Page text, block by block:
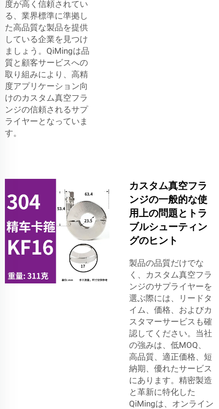
度が高く信頼されてい
る、業界標準に準拠し
た高品質な製品を提供
している企業を見つけ
ましょう。QiMingは品
質と顧客サービスへの
取り組みにより、高精
度アプリケーション向
けのカスタム真空フラ
ンジの信頼されるサプ
ライヤーとなっていま
す。
カスタム真空フラ
ンジの一般的な使
用上の問題とトラ
ブルシューティン
グのヒント
製品の品質だけでな
く、カスタム真空フラ
ンジのサプライヤーを
選ぶ際には、リードタ
イム、価格、およびカ
スタマーサービスも確
認してください。当社
の強みは、低MOQ、
高品質、適正価格、短
納期、優れたサービス
にあります。精密製造
と革新に特化した
QiMingは、オンライン